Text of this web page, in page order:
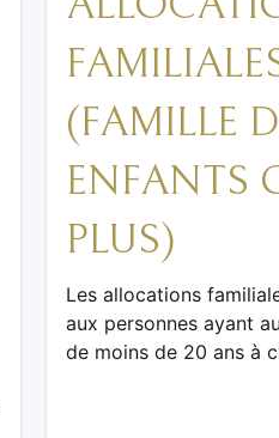
(FAMILLE
ENFANTS
PLUS)
Les allocations
aux personnes ayant
de moins de 20 ans à